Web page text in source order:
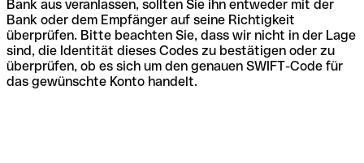
Bank aus veranlassen, sollten Sie ihn entweder mit der
Bank oder dem Empfänger auf seine Richtigkeit
überprüfen. Bitte beachten Sie, dass wir nicht in der Lage
sind, die Identität dieses Codes zu bestätigen oder zu
überprüfen, ob es sich um den genauen SWIFT-Code für
das gewünschte Konto handelt.